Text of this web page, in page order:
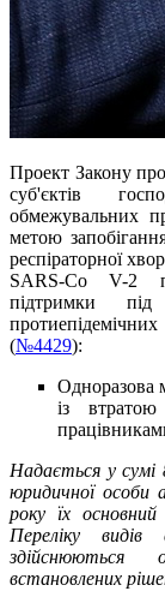
Проект Закону про
суб'єктів
обмежувальних
метою
респіраторної
SARS-Co V-2
підтримки
(№4429):
Одноразова
із
Надається у сумі
юридичної
року їх основний
Переліку видів
здійснюються
встановлених